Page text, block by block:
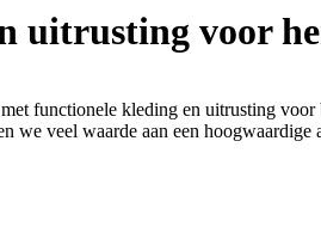
uitrusting voor
functionele kleding en uitrusting
we veel waarde aan een hoogwaardige